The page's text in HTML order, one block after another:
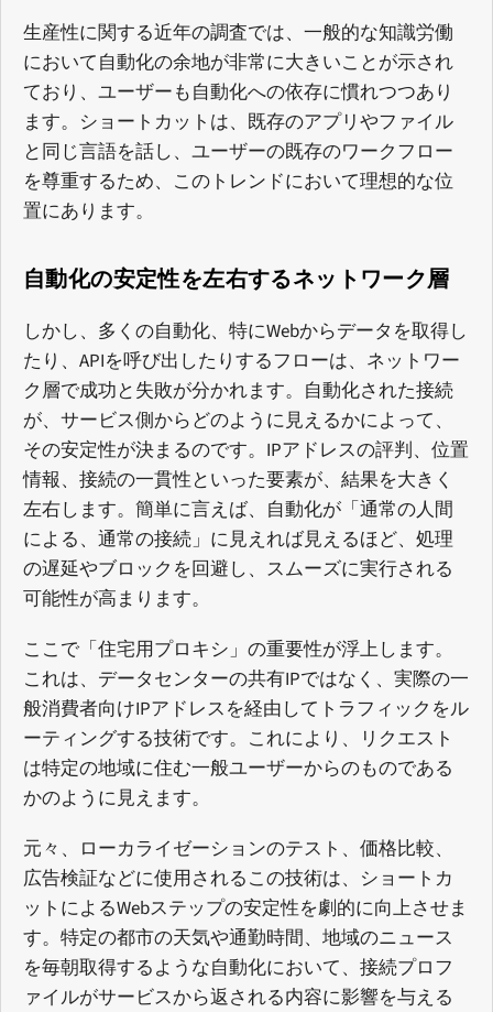
生産性に関する近年の調査では、一般的な知識労働
において自動化の余地が非常に大きいことが示され
ており、ユーザーも自動化への依存に慣れつつあり
ます。ショートカットは、既存のアプリやファイル
と同じ言語を話し、ユーザーの既存のワークフロー
を尊重するため、このトレンドにおいて理想的な位
置にあります。
自動化の安定性を左右するネットワーク層
しかし、多くの自動化、特にWebからデータを取得し
たり、APIを呼び出したりするフローは、ネットワー
ク層で成功と失敗が分かれます。自動化された接続
が、サービス側からどのように見えるかによって、
その安定性が決まるのです。IPアドレスの評判、位置
情報、接続の一貫性といった要素が、結果を大きく
左右します。簡単に言えば、自動化が「通常の人間
による、通常の接続」に見えれば見えるほど、処理
の遅延やブロックを回避し、スムーズに実行される
可能性が高まります。
ここで「住宅用プロキシ」の重要性が浮上します。
これは、データセンターの共有IPではなく、実際の一
般消費者向けIPアドレスを経由してトラフィックをル
ーティングする技術です。これにより、リクエスト
は特定の地域に住む一般ユーザーからのものである
かのように見えます。
元々、ローカライゼーションのテスト、価格比較、
広告検証などに使用されるこの技術は、ショートカ
ットによるWebステップの安定性を劇的に向上させま
す。特定の都市の天気や通勤時間、地域のニュース
を毎朝取得するような自動化において、接続プロフ
ァイルがサービスから返される内容に影響を与える